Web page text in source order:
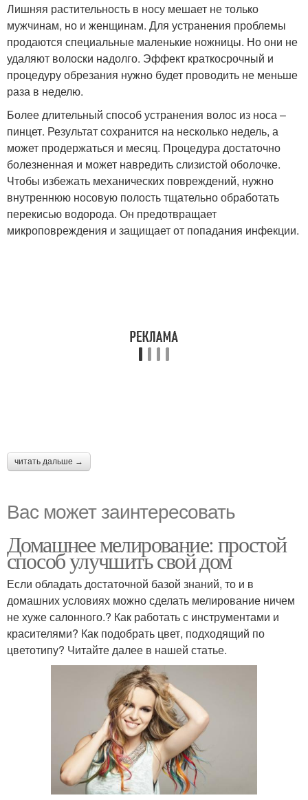
Лишняя растительность в носу мешает не только
мужчинам, но и женщинам. Для устранения проблемы
продаются специальные маленькие ножницы. Но они не
удаляют волоски надолго. Эффект краткосрочный и
процедуру обрезания нужно будет проводить не меньше
раза в неделю.
Более длительный способ устранения волос из носа –
пинцет. Результат сохранится на несколько недель, а
может продержаться и месяц. Процедура достаточно
болезненная и может навредить слизистой оболочке.
Чтобы избежать механических повреждений, нужно
внутреннюю носовую полость тщательно обработать
перекисью водорода. Он предотвращает
микроповреждения и защищает от попадания инфекции.
читать дальше →
Вас может заинтересовать
Домашнее мелирование: простой
способ улучшить свой дом
Если обладать достаточной базой знаний, то и в
домашних условиях можно сделать мелирование ничем
не хуже салонного.? Как работать с инструментами и
красителями? Как подобрать цвет, подходящий по
цветотипу? Читайте далее в нашей статье.